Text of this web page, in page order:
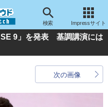
検索 Impressサイト
9」を発表 基調講演には
次の画像